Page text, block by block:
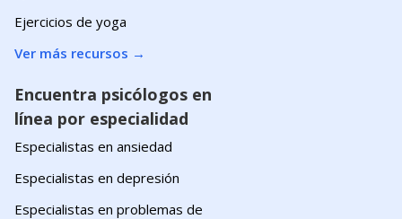
Ejercicios de yoga
Ver más recursos →
Encuentra psicólogos en
línea por especialidad
Especialistas en ansiedad
Especialistas en depresión
Especialistas en problemas de